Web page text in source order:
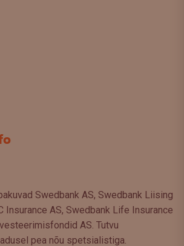
Swedbank AS, Swedbank Liising
Insurance AS, Swedbank Life Insurance
AS. Tutvu
pea nõu spetsialistiga.